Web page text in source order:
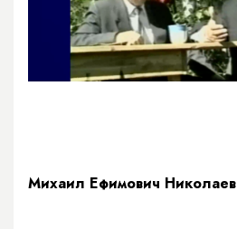
Михаил Ефимович Николаев